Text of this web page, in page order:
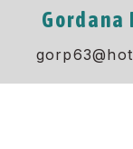
Gordana